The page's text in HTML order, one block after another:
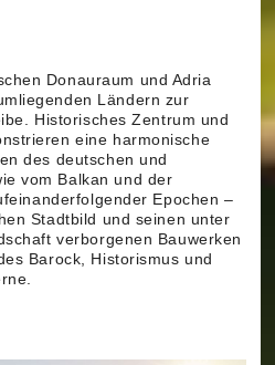
Donauraum und Adria
Ländern zur
Historisches Zentrum und
eine harmonische
des deutschen und
vom Balkan und der
Epochen –
Stadtbild und seinen unter
verborgenen Bauwerken
Barock, Historismus und